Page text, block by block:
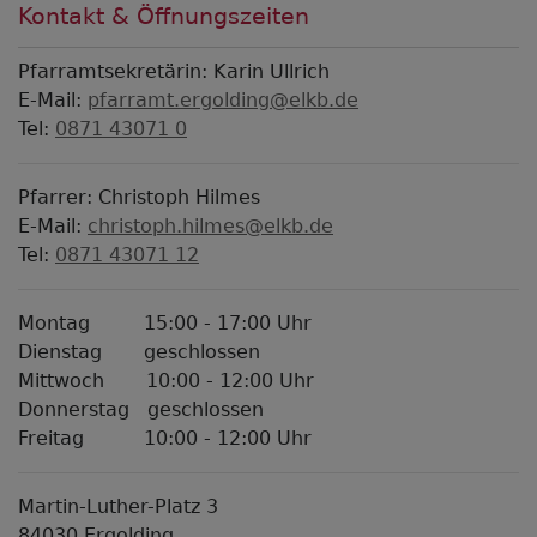
Kontakt & Öffnungszeiten
Pfarramtsekretärin: Karin Ullrich
E-Mail: pfarramt.ergolding@elkb.de
Tel: 0871 43071 0
Pfarrer: Christoph Hilmes
E-Mail: christoph.hilmes@elkb.de
Tel: 0871 43071 12
Montag 15:00 - 17:00 Uhr
Dienstag geschlossen
Mittwoch 10:00 - 12:00 Uhr
Donnerstag geschlossen
Freitag 10:00 - 12:00 Uhr
Martin-Luther-Platz 3